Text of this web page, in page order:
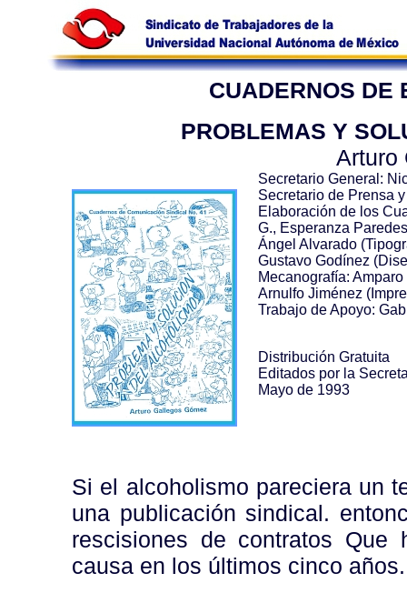
CUADERNOS DE
PROBLEMAS Y
Arturo
Secretario General:
Secretario de Prensa
Elaboración de los
G., Esperanza
Ángel Alvarado
Gustavo Godínez
Mecanografía:
Arnulfo Jiménez
Trabajo de Apoyo:
Distribución Gratuita
Editados por la
Mayo de 1993
Si el alcoholismo pareciera un
una publicación sindical.
rescisiones de contratos
causa en los últimos cinco años.